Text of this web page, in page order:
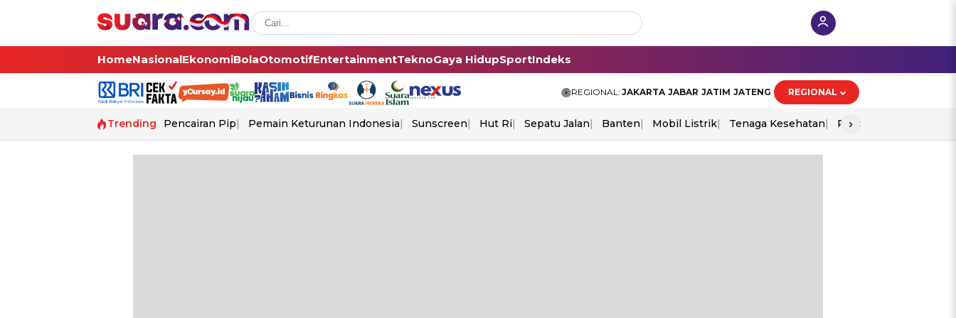
HomeNasionalEkonomiBolaOtomotifEntertainmentTeknoGaya HidupSportIndeks
REGIONAL: JAKARTA JABAR JATIM JATENG REGIONAL
Trending Pencairan Pip Pemain Keturunan Indonesia Sunscreen Hut Ri Sepatu Jalan Banten Mobil Listrik Tenaga Kesehatan Piala Aff 2026
›